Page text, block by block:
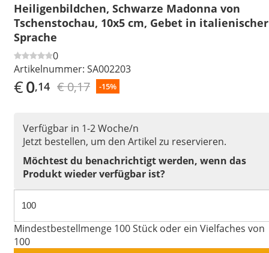
Heiligenbildchen, Schwarze Madonna von
Tschenstochau, 10x5 cm, Gebet in italienischer
Sprache
0
Artikelnummer: SA002203
€0,14 € 0,17 -15%
Verfügbar in 1-2 Woche/n
Jetzt bestellen, um den Artikel zu reservieren.
Möchtest du benachrichtigt werden, wenn das
Produkt wieder verfügbar ist?
Mindestbestellmenge 100 Stück oder ein Vielfaches von
100